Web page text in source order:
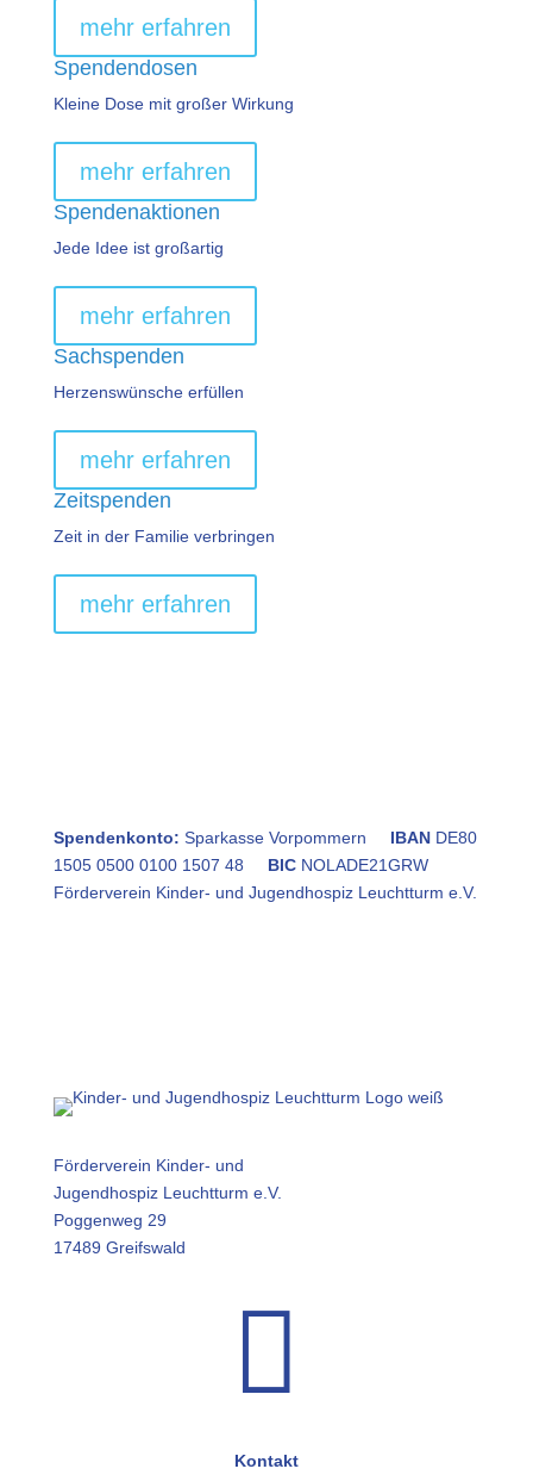
mehr erfahren
Spendendosen
Kleine Dose mit großer Wirkung
mehr erfahren
Spendenaktionen
Jede Idee ist großartig
mehr erfahren
Sachspenden
Herzenswünsche erfüllen
mehr erfahren
Zeitspenden
Zeit in der Familie verbringen
mehr erfahren
Spendenkonto: Sparkasse Vorpommern IBANDE80
1505 0500 0100 1507 48 BICNOLADE21GRW
Förderverein Kinder- und Jugendhospiz Leuchtturm e.V.
Förderverein Kinder- und
Jugendhospiz Leuchtturm e.V.
Poggenweg 29
17489 Greifswald

Kontakt